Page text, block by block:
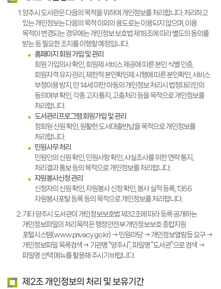
양주시 도서관은 다음의 목적을 위하여 개인정보를 처리합니다. 처리하고
있는 개인정보는 다음의 목적 이외의 용도로는 이용되지 않으며, 이용
목적이 변경되는 경우에는 개인정보 보호법 제18조에 따라 별도의 동의를
받는 등 필요한 조치를 이행할 예정입니다.
홈페이지 회원 가입 및 관리
회원 가입의사 확인, 회원제 서비스 제공에 따른 본인 식별·인증,
회원자격 유지·관리, 제한적 본인확인제 시행에 따른 본인확인, 서비스
부정이용 방지, 만 14세 미만 아동의 개인정보 처리시 법정대리인의
동의여부 확인, 각종 고지·통지, 고충처리 등을 목적으로 개인정보를
처리합니다.
도서관리프로그램 회원가입 및 관리
정회원 신원 확인, 원활한 도서대출반납을 목적으로 개인정보를
처리합니다.
민원사무 처리
민원인의 신원 확인, 민원사항 확인, 사실조사를 위한 연락·통지,
처리결과 통보 등의 목적으로 개인정보를 처리합니다.
자원봉사신청 관리
신청자의 신원 확인, 자원봉사 신청 확인, 봉사 실적 등록, 1356
자원봉사포탈 등록 등의 목적으로 개인정보를 처리합니다.
기타 양주시 도서관이 개인정보보호법 제32조에 따라 등록·공개하는
개인정보파일의 처리목적은 행정안전부 개인정보보호 종합지원
포털시스템(www.privacy.go.kr) → 민원마당 → 개인정보열람등 요구 →
개인정보파일 목록검색→ 기관명 “양주시”, 파일명 “도서관”으로 검색 →
파일명 선택 메뉴를 활용해 주시기 바랍니다.
제2조 개인정보의 처리 및 보유기간